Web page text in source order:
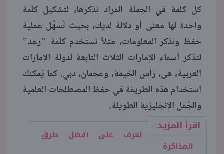
كل كلمة في الجملة المراد تذكرها، لتشكيل كلمة
واحدة لها معنى أو دلالة لديك، بحيث تُسَهِّل عملية
حفظ وتذكر المعلومات، مثلاً نستخدم كلمة "رعد"
لتذكر أسماء الإمارات الثلاث التابعة لدولة الإمارات
العربية، هى، رأس الخيمة، وعجمان، دبي. كما يُمكنك
استخدام هذه الطريقة في حفظ المصطلحات العلمية
والجُمَل الإنجليزية الطويلة.
اقرأ المزيد:
تعرف على أفضل طرق
المذاكرة